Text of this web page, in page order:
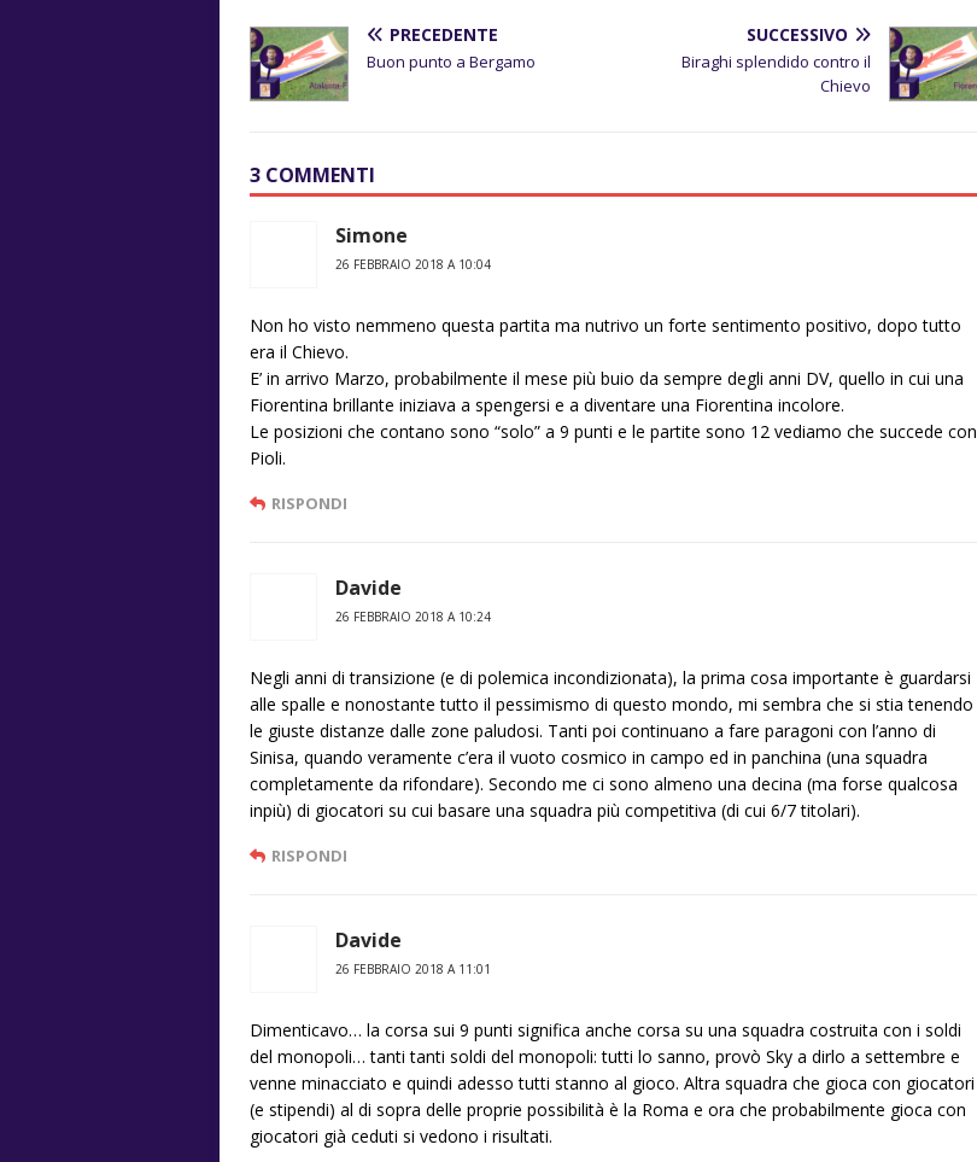
PRECEDENTE
Buon punto a Bergamo
SUCCESSIVO
Biraghi splendido contro il
Chievo
3 COMMENTI
Simone
26 FEBBRAIO 2018 A 10:04
Non ho visto nemmeno questa partita ma nutrivo un forte sentimento positivo, dopo tutto
era il Chievo.
E’ in arrivo Marzo, probabilmente il mese più buio da sempre degli anni DV, quello in cui una
Fiorentina brillante iniziava a spengersi e a diventare una Fiorentina incolore.
Le posizioni che contano sono “solo” a 9 punti e le partite sono 12 vediamo che succede con
Pioli.
RISPONDI
Davide
26 FEBBRAIO 2018 A 10:24
Negli anni di transizione (e di polemica incondizionata), la prima cosa importante è guardarsi
alle spalle e nonostante tutto il pessimismo di questo mondo, mi sembra che si stia tenendo
le giuste distanze dalle zone paludosi. Tanti poi continuano a fare paragoni con l’anno di
Sinisa, quando veramente c’era il vuoto cosmico in campo ed in panchina (una squadra
completamente da rifondare). Secondo me ci sono almeno una decina (ma forse qualcosa
inpiù) di giocatori su cui basare una squadra più competitiva (di cui 6/7 titolari).
RISPONDI
Davide
26 FEBBRAIO 2018 A 11:01
Dimenticavo… la corsa sui 9 punti significa anche corsa su una squadra costruita con i soldi
del monopoli… tanti tanti soldi del monopoli: tutti lo sanno, provò Sky a dirlo a settembre e
venne minacciato e quindi adesso tutti stanno al gioco. Altra squadra che gioca con giocatori
(e stipendi) al di sopra delle proprie possibilità è la Roma e ora che probabilmente gioca con
giocatori già ceduti si vedono i risultati.